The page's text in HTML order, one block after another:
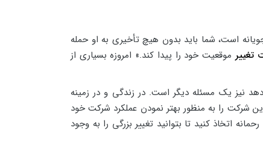
است، شما باید بدون هیچ تأخیری به او حمله
تغییر موقعیت خود را پیدا کند.» امروزه بسیاری از
نیز یک مسئله دیگر است. در زندگی و در زمینه
شرکت را به منظور بهتر نمودن عملکرد شرکت خود
اتخاذ کنید تا بتوانید تغییر بزرگی را به وجود